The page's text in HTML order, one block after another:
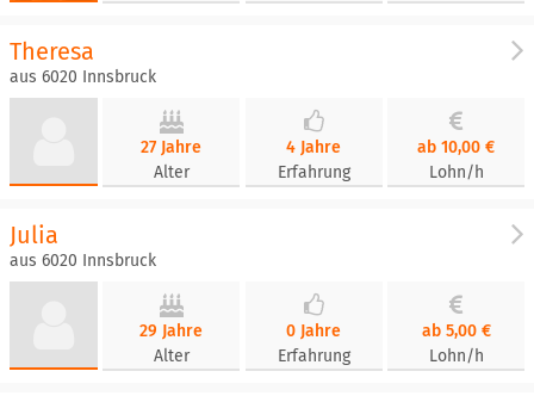
Theresa
aus 6020 Innsbruck
27 Jahre
Alter
4 Jahre
Erfahrung
ab 10,00 €
Lohn/h
Julia
aus 6020 Innsbruck
29 Jahre
Alter
0 Jahre
Erfahrung
ab 5,00 €
Lohn/h